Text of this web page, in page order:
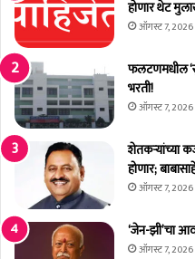
त
:
प्रां
ता
धि
का
री
स
चि
ले
ह
ल्ला
क
र
त
वि
ष
पा
ज
प्र
य
होणार थेट
ऑगस्ट 7, 2026
फलटणमधील
भरती!
ऑगस्ट 7, 2026
शेतकर्‍यांच्या
होणार;
ऑगस्ट 7, 2026
‘जेन-झी’चा
ऑगस्ट 7, 2026